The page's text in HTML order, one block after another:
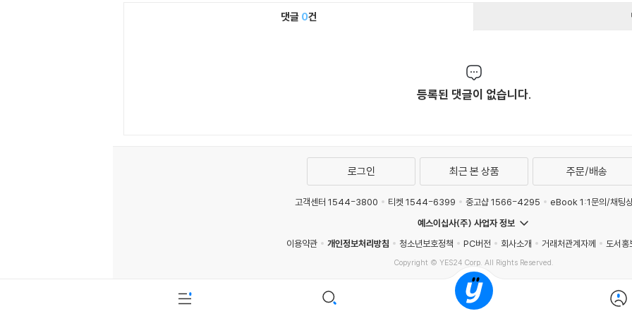
댓글 0건
등록된 댓글이 없습니다.
로그인 최근 본 상품 주문/배송
고객센터 1544-3800 티켓 1544-6399 중고샵 1566-4295
eBook 1:1문의/채팅
예스이십사(주) 사업자 정보
이용약관
개인정보처리방침 청소년보호정책 PC버전 회사소개 거래처관계자께 도서홍
Copyright © YES24 Corp. All Rights Reserved.